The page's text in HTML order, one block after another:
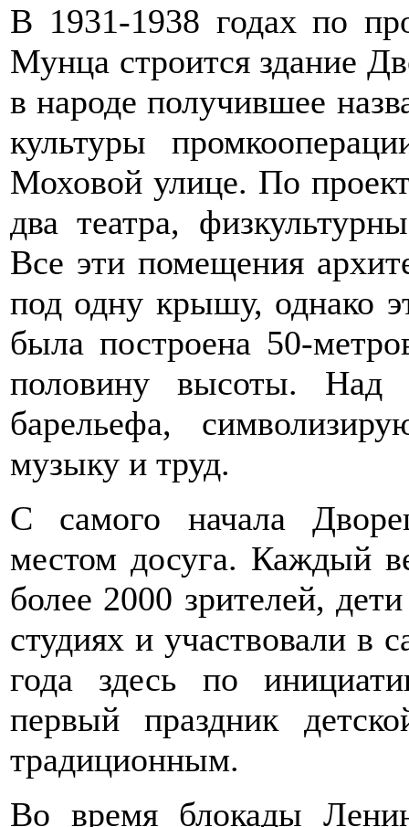
В 1931-1938 годах по
Мунца строится здание
в народе получившее
культуры
Моховой улице. По
два театра,
Все эти помещения
под одну крышу, однако
была построена 50-
половину высоты. Над
барельефа,
музыку и труд.
С самого начала
местом досуга. Каждый
более 2000 зрителей,
студиях и участвовали в
года здесь по
первый праздник
традиционным.
Во время блокады